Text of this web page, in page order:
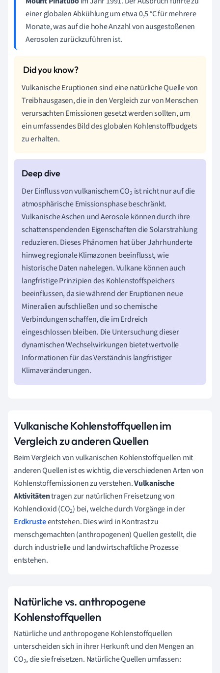
einer globalen Abkühlung um etwa0,5 °Cfür mehrere
Monate, was auf die hohe Anzahl von ausgestoßenen
Aerosolen zurückzuführen ist.
Vulkanische Eruptionen sind eine natürliche Quelle von
Treibhausgasen, die in den Vergleich zur von Menschen
verursachten Emissionen gesetzt werden sollten, um
ein umfassendes Bild des globalen Kohlenstoffbudgets
zu erhalten.
Der Einfluss von vulkanischem CO2 ist nicht nur auf die
atmosphärische Emissionsphase beschränkt.
Vulkanische Aschen und Aerosole können durch ihre
schattenspendenden Eigenschaften die Solarstrahlung
reduzieren. Dieses Phänomen hat über Jahrhunderte
hinweg regionale Klimazonen beeinflusst, wie
historische Daten nahelegen. Vulkane können auch
langfristige Prinzipien des Kohlenstoffspeichers
beeinflussen, da sie während der Eruptionen neue
Mineralien aufschließen und so chemische
Verbindungen schaffen, die im Erdreich
eingeschlossen bleiben. Die Untersuchung dieser
dynamischen Wechselwirkungen bietet wertvolle
Informationen für das Verständnis langfristiger
Klimaveränderungen.
Vulkanische Kohlenstoffquellen im
Vergleich zu anderen Quellen
Beim Vergleich von vulkanischen Kohlenstoffquellen mit
anderen Quellen ist es wichtig, die verschiedenen Arten von
Kohlenstoffemissionen zu verstehen.Vulkanische
Aktivitätentragen zur natürlichen Freisetzung von
Kohlendioxid (CO2) bei, welche durch Vorgänge in der
Erdkrusteentstehen. Dies wird in Kontrast zu
menschgemachten (anthropogenen) Quellen gestellt, die
durch industrielle und landwirtschaftliche Prozesse
entstehen.
Natürliche vs. anthropogene
Kohlenstoffquellen
Natürliche und anthropogene Kohlenstoffquellen
unterscheiden sich in ihrer Herkunft und den Mengen an
CO2, die sie freisetzen. Natürliche Quellen umfassen: